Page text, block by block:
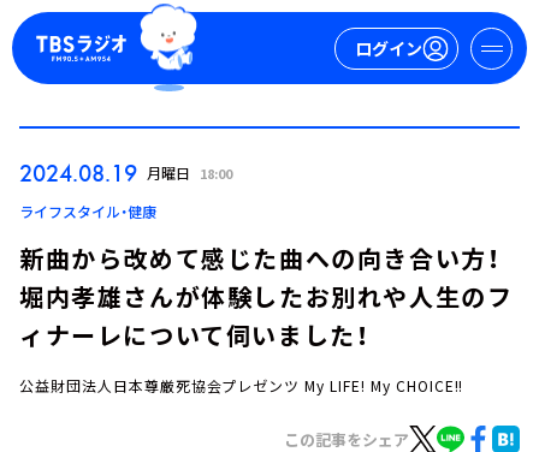
ログイン
ログイン
2024.08.19 月曜日 18:00
ライフスタイル・健康
新曲から改めて感じた曲への向き合い方！
堀内孝雄さんが体験したお別れや人生のフ
ィナーレについて伺いました！
公益財団法人日本尊厳死協会プレゼンツ My LIFE! My CHOICE!!
この記事をシェア